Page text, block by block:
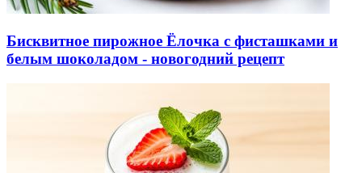
Бисквитное пирожное Ёлочка с фисташками и
белым шоколадом - новогодний рецепт